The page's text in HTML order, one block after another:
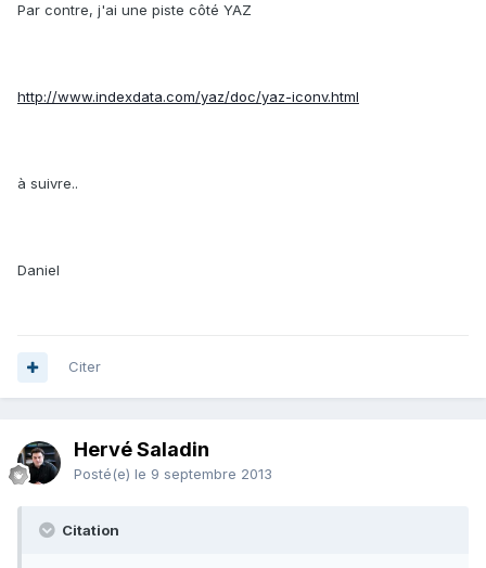
Par contre, j'ai une piste côté YAZ
http://www.indexdata.com/yaz/doc/yaz-iconv.html
à suivre..
Daniel
Citer
Hervé Saladin
Posté(e) le 9 septembre 2013
Citation